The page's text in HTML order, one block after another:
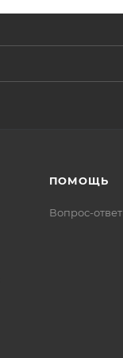
ПОМОЩЬ
Вопрос-ответ